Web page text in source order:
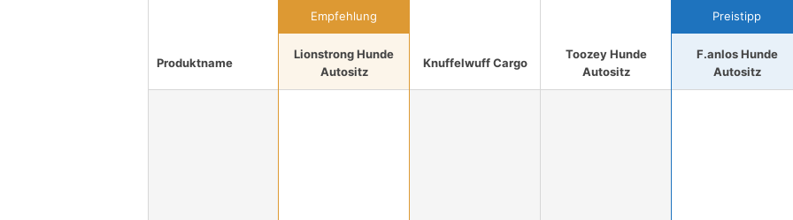
Produktname
Empfehlung
Lionstrong Hunde
Autositz
Knuffelwuff Cargo
Toozey Hunde
Autositz
Preistipp
F.anlos Hunde
Autositz